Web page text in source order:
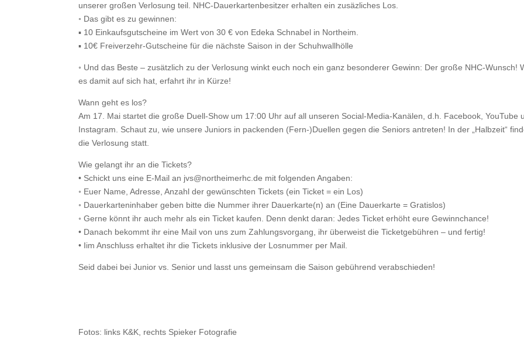
unserer großen Verlosung teil. NHC-Dauerkartenbesitzer erhalten ein zusäzliches Los.
◦ Das gibt es zu gewinnen:
▪ 10 Einkaufsgutscheine im Wert von 30 € von Edeka Schnabel in Northeim.
▪ 10€ Freiverzehr-Gutscheine für die nächste Saison in der Schuhwallhölle
◦ Und das Beste – zusätzlich zu der Verlosung winkt euch noch ein ganz besonderer Gewinn: Der große NHC-Wunsch!
es damit auf sich hat, erfahrt ihr in Kürze!
Wann geht es los?
Am 17. Mai startet die große Duell-Show um 17:00 Uhr auf all unseren Social-Media-Kanälen, d.h. Facebook, YouTube
Instagram. Schaut zu, wie unsere Juniors in packenden (Fern-)Duellen gegen die Seniors antreten! In der „Halbzeit“
die Verlosung statt.
Wie gelangt ihr an die Tickets?
• Schickt uns eine E-Mail an jvs@northeimerhc.de mit folgenden Angaben:
◦ Euer Name, Adresse, Anzahl der gewünschten Tickets (ein Ticket = ein Los)
◦ Dauerkarteninhaber geben bitte die Nummer ihrer Dauerkarte(n) an (Eine Dauerkarte = Gratislos)
◦ Gerne könnt ihr auch mehr als ein Ticket kaufen. Denn denkt daran: Jedes Ticket erhöht eure Gewinnchance!
• Danach bekommt ihr eine Mail von uns zum Zahlungsvorgang, ihr überweist die Ticketgebühren – und fertig!
• Iim Anschluss erhaltet ihr die Tickets inklusive der Losnummer per Mail.
Seid dabei bei Junior vs. Senior und lasst uns gemeinsam die Saison gebührend verabschieden!
Fotos: links K&K, rechts Spieker Fotografie